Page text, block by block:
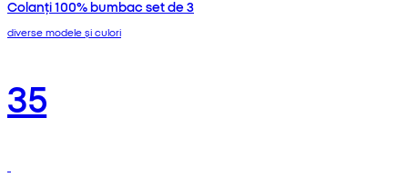
Colanți 100% bumbac set de 3
diverse modele și culori
35